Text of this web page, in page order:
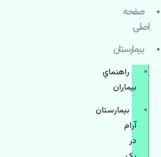
صفحه
اصلی
بيمارستان
راهنماي
بیماران
بیمارستان
آرام
در